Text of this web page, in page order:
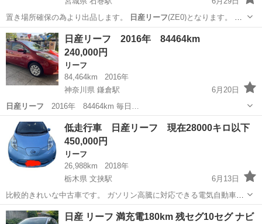
置き場所確保の為より出品します。
日産リーフ(ZE0)となります。 通
勤で使用し…
宮城 石巻市 石巻駅
日産リーフ 2016年 84464km
240,000円
リーフ
84,464km
2016年
神奈川県 鎌倉駅
6月20日
日産リーフ 2016年 84464km 毎日…
神奈川 鎌倉市 鎌倉駅 リーフ 日産リーフ
低走行車 日産リーフ 現在28000キロ以下
450,000円
リーフ
26,988km
2018年
栃木県 文挟駅
6月13日
比較的きれいな中古車です。 ガソリン高騰に対応できる電気自動車で
す。 静かでかそくもいいです。 売れるまで乗るので、距離は増えま
す。 前方に左右に凹み、サビがありますが、走行には問題なく9ヶ月
栃木 宇都宮市 文挟駅 リーフ 日産リーフ
日産 リーフ 満充電180km 残セグ10セグ ナビ